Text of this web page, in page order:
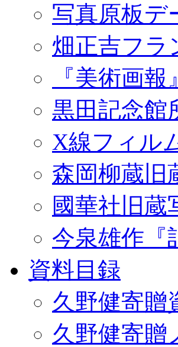
写真原板デ
畑正吉フラ
『美術画
黒田記念館
X線フィル
森岡柳蔵旧
國華社旧蔵
今泉雄作『
資料目録
久野健寄贈
久野健寄贈